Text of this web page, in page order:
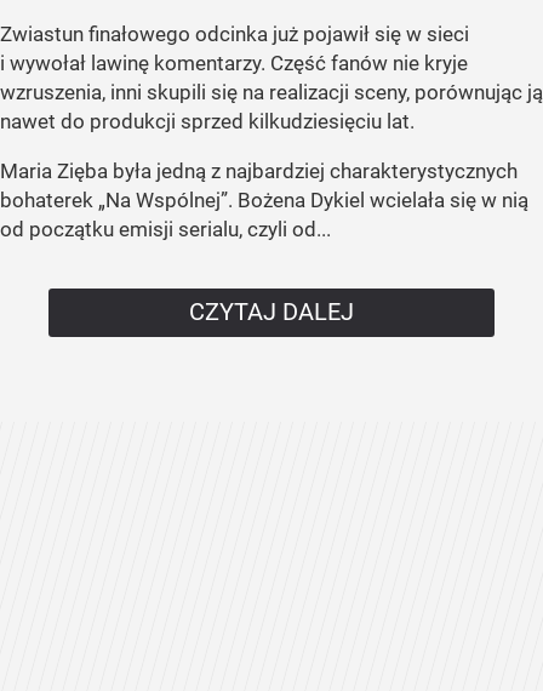
Zwiastun finałowego odcinka już pojawił się w sieci
i wywołał lawinę komentarzy. Część fanów nie kryje
wzruszenia, inni skupili się na realizacji sceny, porównując ją
nawet do produkcji sprzed kilkudziesięciu lat.
Maria Zięba była jedną z najbardziej charakterystycznych
bohaterek „Na Wspólnej”. Bożena Dykiel wcielała się w nią
od początku emisji serialu, czyli od...
CZYTAJ DALEJ